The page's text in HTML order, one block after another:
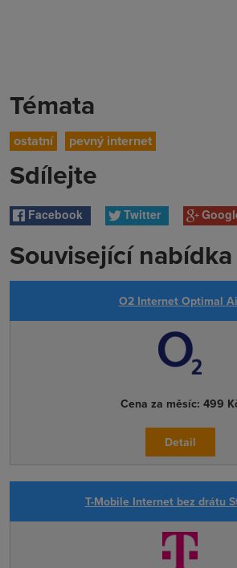
Témata
ostatní pevný internet
Sdílejte
Facebook Twitter
Související nabídka
O2 Internet Optimal
Cena za měsíc: 499
Detail
T-Mobile Internet bez drátu